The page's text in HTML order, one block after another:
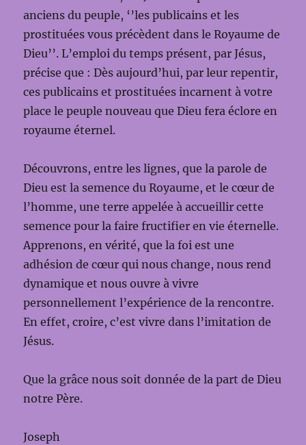
anciens du peuple, ‘’les publicains et les
prostituées vous précèdent dans le Royaume de
Dieu’’. L’emploi du temps présent, par Jésus,
précise que : Dès aujourd’hui, par leur repentir,
ces publicains et prostituées incarnent à votre
place le peuple nouveau que Dieu fera éclore en
royaume éternel.
Découvrons, entre les lignes, que la parole de
Dieu est la semence du Royaume, et le cœur de
l’homme, une terre appelée à accueillir cette
semence pour la faire fructifier en vie éternelle.
Apprenons, en vérité, que la foi est une
adhésion de cœur qui nous change, nous rend
dynamique et nous ouvre à vivre
personnellement l’expérience de la rencontre.
En effet, croire, c’est vivre dans l’imitation de
Jésus.
Que la grâce nous soit donnée de la part de Dieu
notre Père.
Joseph